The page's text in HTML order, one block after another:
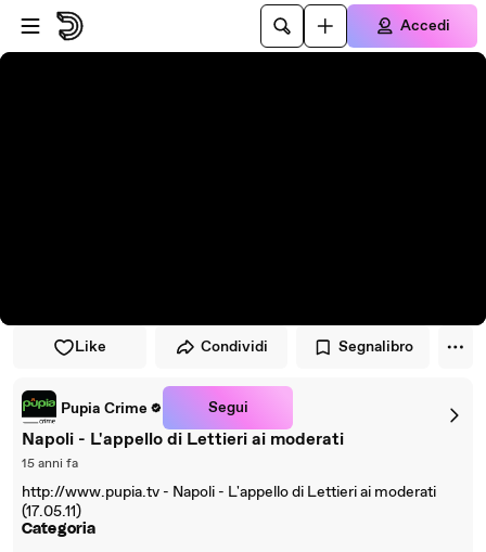
Vai al lettore
Passa al contenuto principale
Accedi
Like Condividi Segnalibro
Pupia Crime Segui
Napoli - L'appello di Lettieri ai moderati
15 anni fa
http://www.pupia.tv - Napoli - L'appello di Lettieri ai moderati
(17.05.11)
Categoria